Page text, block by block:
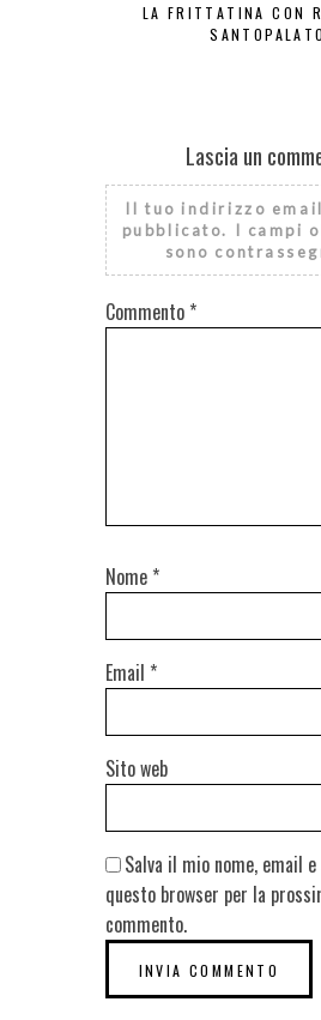
LA FRITTATINA CON
SANTOPALATO
Lascia un
Il tuo indirizzo
pubblicato.
I campi
sono
Commento *
Nome *
Email *
Sito web
Salva il mio nome, email
questo browser per la
commento.